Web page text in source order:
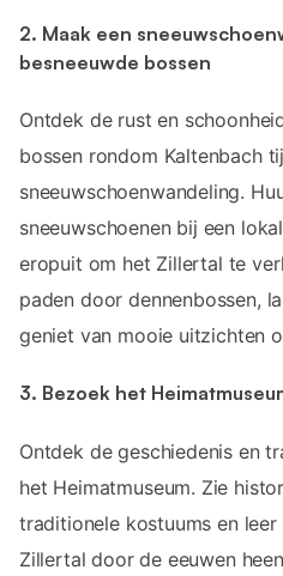
2. Maak een
besneeuwde bossen
Ontdek de rust en
bossen rondom Kaltenbach
sneeuwschoenwandeling.
sneeuwschoenen bij een
eropuit om het Zillertal te
paden door dennenbossen,
geniet van mooie uitzichten
3. Bezoek het
Ontdek de geschiedenis en
het Heimatmuseum. Zie
traditionele kostuums en
Zillertal door de eeuwen